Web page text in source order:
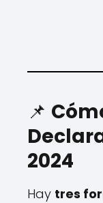
📌
2024
Hay tres